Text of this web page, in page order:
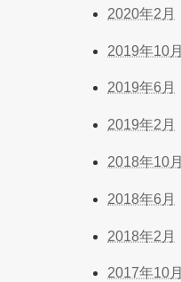
2020年2月
2019年10月
2019年6月
2019年2月
2018年10月
2018年6月
2018年2月
2017年10月